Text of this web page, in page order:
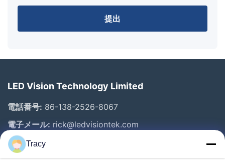
提出
LED Vision Technology Limited
電話番号: 86-138-2526-8067
電子メール: rick@ledvisiontek.com
クイックリンク
Tracy